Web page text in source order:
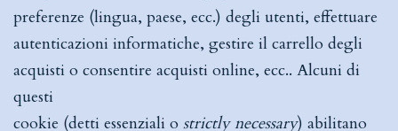
preferenze (lingua, paese, ecc.) degli utenti, effettuare
autenticazioni informatiche, gestire il carrello degli
acquisti o consentire acquisti online, ecc.. Alcuni di
questi
cookie (detti essenziali o strictly necessary) abilitano